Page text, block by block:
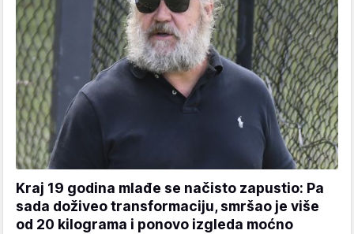
Kraj 19 godina mlađe se načisto zapustio: Pa
sada doživeo transformaciju, smršao je više
od 20 kilograma i ponovo izgleda moćno